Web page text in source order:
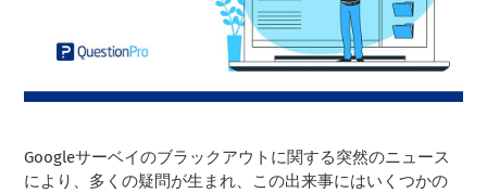
Googleサーベイのブラックアウトに関する突然のニュース
により、多くの疑問が生まれ、この出来事にはいくつかの